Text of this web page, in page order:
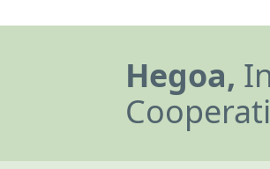
Hegoa,